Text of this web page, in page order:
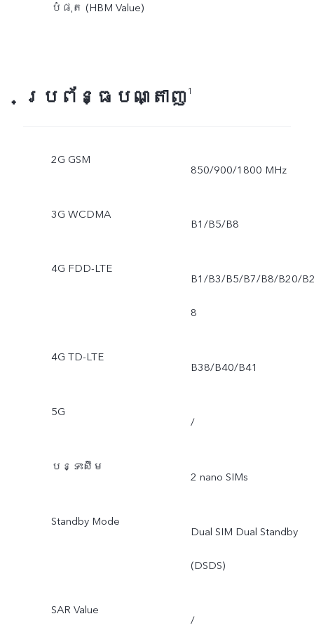
បំផុត (HBM Value)
ប្រព័ន្ធបណ្តាញ 1
2G GSM
850/900/1800 MHz
3G WCDMA
B1/B5/B8
4G FDD-LTE
B1/B3/B5/B7/B8/B20/
8
4G TD-LTE
B38/B40/B41
5G
/
បន្ទះស៊ីម
2 nano SIMs
Standby Mode
Dual SIM Dual Standby
(DSDS)
SAR Value
/